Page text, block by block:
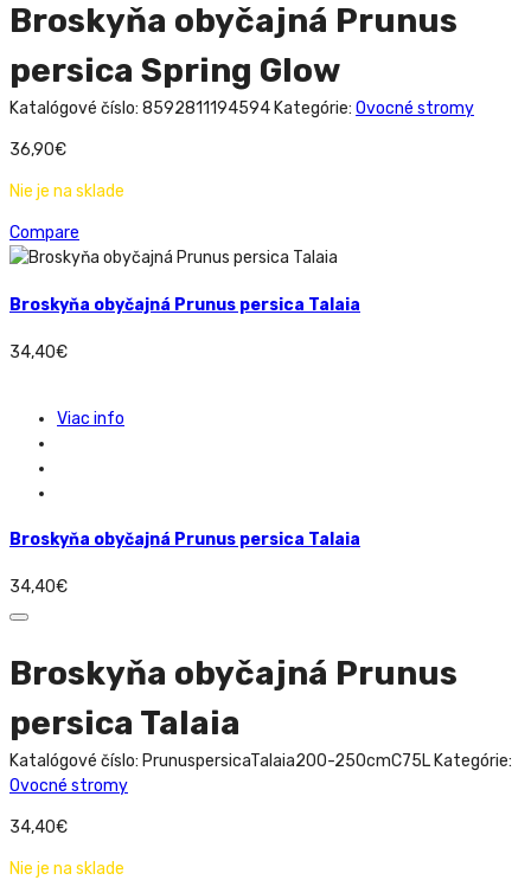
Broskyňa obyčajná Prunus
persica Spring Glow
Katalógové číslo: 8592811194594 Kategórie: Ovocné stromy
36,90€
Nie je na sklade
Compare
Broskyňa obyčajná Prunus persica Talaia
34,40€
Viac info
Broskyňa obyčajná Prunus persica Talaia
34,40€
Broskyňa obyčajná Prunus
persica Talaia
Katalógové číslo: PrunuspersicaTalaia200-250cmC75L Kategórie:
Ovocné stromy
34,40€
Nie je na sklade